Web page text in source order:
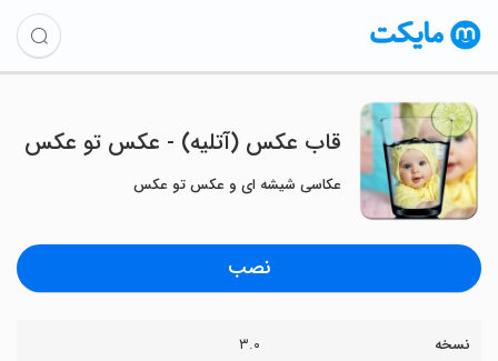
قاب عکس (آتلیه) - عکس تو عکس
عکاسی شیشه ای و عکس تو عکس
نصب
نسخه ۳.۰